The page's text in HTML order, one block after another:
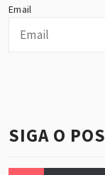
Email
SIGA O